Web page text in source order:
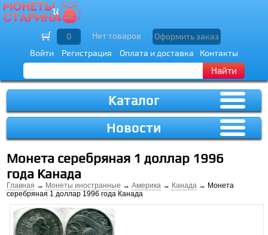
Войти Регистрация Оплата и доставка Контакты
Найти
0 Нет товаров Оформить заказ
Каталог
Новости
Монета серебряная 1 доллар 1996
года Канада
Главная → Монеты иностранные →Америка → Канада → Монета
серебряная 1 доллар 1996 года Канада